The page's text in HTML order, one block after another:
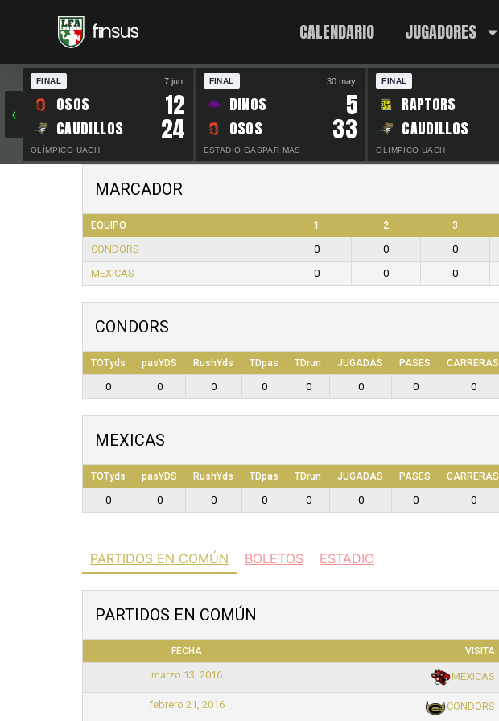
CALENDARIO JUGADORES
‹
FINAL 7 jun.
OSOS 12
CAUDILLOS 24
OLÍMPICO UACH
FINAL 30 may.
DINOS 5
OSOS 33
ESTADIO GASPAR MAS
FINAL
RAPTORS
CAUDILLOS
OLIMPICO UACH
MARCADOR
EQUIPO 1 2 3
CONDORS 0 0 0
MEXICAS
0 0 0
CONDORS
TOTyds pasYDS RushYds TDpas TDrun JUGADAS PASES CARRERAS
0 0 0 0 0 0 0 0
MEXICAS
TOTyds pasYDS RushYds TDpas TDrun JUGADAS PASES CARRERAS
0 0 0 0 0 0 0 0
PARTIDOS EN COMÚN BOLETOS ESTADIO
PARTIDOS EN COMÚN
FECHA VISITA
marzo 13, 2016 MEXICAS
febrero 21, 2016 CONDORS